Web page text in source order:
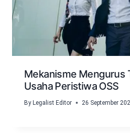
Mekanisme Mengurus
Usaha Peristiwa OSS
By Legalist Editor 26 September